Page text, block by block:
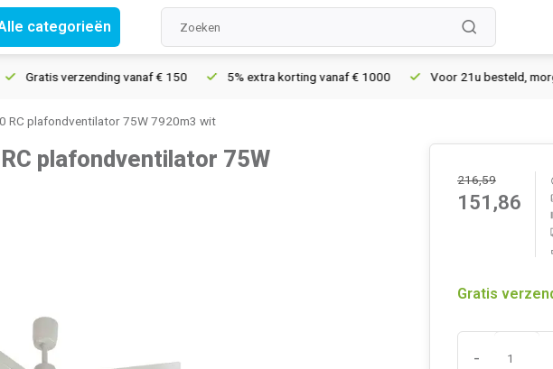
categorieën
Gratis verzending vanaf € 150 5% extra korting vanaf € 1000 Voor 21u besteld, morgen
RC plafondventilator 75W 7920m3 wit
plafondventilator 75W
216,59
151,86
Gratis
-